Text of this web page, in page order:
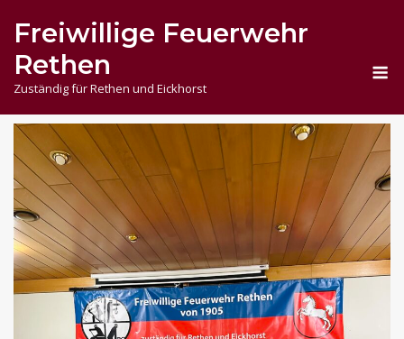
content
Freiwillige Feuerwehr
Rethen
Zuständig für Rethen und Eickhorst